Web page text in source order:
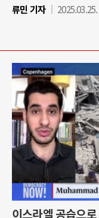
류민 기자
이스라엘 공습으